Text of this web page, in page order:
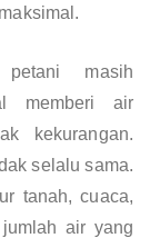
masih
memberi air
kekurangan.
selalu sama.
tanah, cuaca,
air yang